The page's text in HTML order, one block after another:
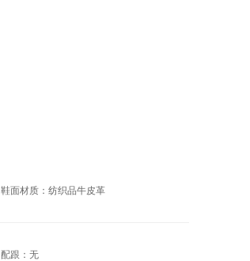
鞋面材质：纺织品牛皮革
配跟：无